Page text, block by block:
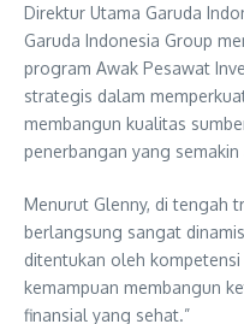
Direktur Utama Garuda
Garuda Indonesia Group
program Awak Pesawat
strategis dalam
membangun kualitas
penerbangan yang
Menurut Glenny, di tengah
berlangsung sangat
ditentukan oleh
kemampuan membangun
finansial yang sehat.”